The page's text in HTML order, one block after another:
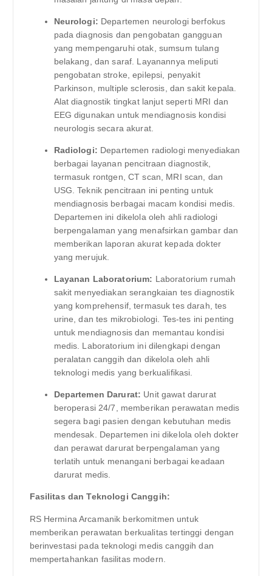
Neurologi: Departemen neurologi berfokus
pada diagnosis dan pengobatan gangguan
yang mempengaruhi otak, sumsum tulang
belakang, dan saraf. Layanannya meliputi
pengobatan stroke, epilepsi, penyakit
Parkinson, multiple sclerosis, dan sakit kepala.
Alat diagnostik tingkat lanjut seperti MRI dan
EEG digunakan untuk mendiagnosis kondisi
neurologis secara akurat.
Radiologi: Departemen radiologi menyediakan
berbagai layanan pencitraan diagnostik,
termasuk rontgen, CT scan, MRI scan, dan
USG. Teknik pencitraan ini penting untuk
mendiagnosis berbagai macam kondisi medis.
Departemen ini dikelola oleh ahli radiologi
berpengalaman yang menafsirkan gambar dan
memberikan laporan akurat kepada dokter
yang merujuk.
Layanan Laboratorium: Laboratorium rumah
sakit menyediakan serangkaian tes diagnostik
yang komprehensif, termasuk tes darah, tes
urine, dan tes mikrobiologi. Tes-tes ini penting
untuk mendiagnosis dan memantau kondisi
medis. Laboratorium ini dilengkapi dengan
peralatan canggih dan dikelola oleh ahli
teknologi medis yang berkualifikasi.
Departemen Darurat: Unit gawat darurat
beroperasi 24/7, memberikan perawatan medis
segera bagi pasien dengan kebutuhan medis
mendesak. Departemen ini dikelola oleh dokter
dan perawat darurat berpengalaman yang
terlatih untuk menangani berbagai keadaan
darurat medis.
Fasilitas dan Teknologi Canggih:
RS Hermina Arcamanik berkomitmen untuk
memberikan perawatan berkualitas tertinggi dengan
berinvestasi pada teknologi medis canggih dan
mempertahankan fasilitas modern.